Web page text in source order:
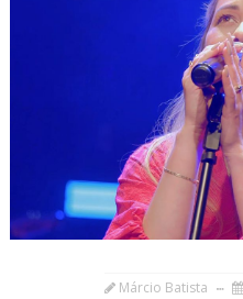
Márcio Batista